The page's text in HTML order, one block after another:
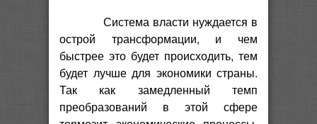
Система власти нуждается в
острой трансформации, и чем
быстрее это будет происходить, тем
будет лучше для экономики страны.
Так как замедленный темп
преобразований в этой сфере